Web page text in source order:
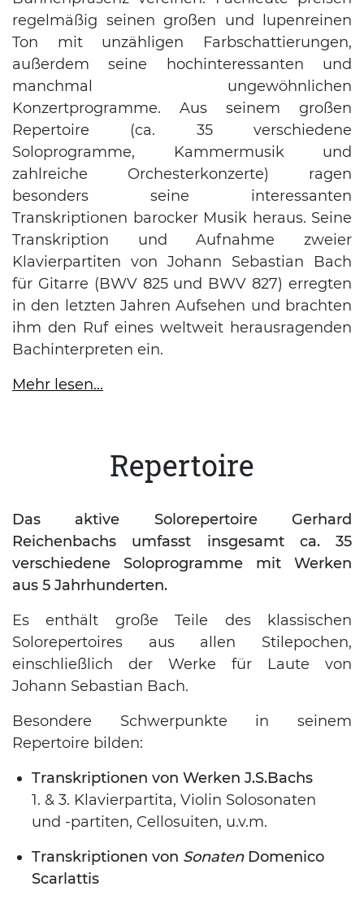
regelmäßig seinen großen und lupenreinen
Ton mit unzähligen Farbschattierungen,
außerdem seine hochinteressanten und
manchmal ungewöhnlichen
Konzertprogramme. Aus seinem großen
Repertoire (ca. 35 verschiedene
Soloprogramme, Kammermusik und
zahlreiche Orchesterkonzerte) ragen
besonders seine interessanten
Transkriptionen barocker Musik heraus. Seine
Transkription und Aufnahme zweier
Klavierpartiten von Johann Sebastian Bach
für Gitarre (BWV 825 und BWV 827) erregten
in den letzten Jahren Aufsehen und brachten
ihm den Ruf eines weltweit herausragenden
Bachinterpreten ein.
Mehr lesen...
Repertoire
Das aktive Solorepertoire Gerhard
Reichenbachs umfasst insgesamt ca. 35
verschiedene Soloprogramme mit Werken
aus 5 Jahrhunderten.
Es enthält große Teile des klassischen
Solorepertoires aus allen Stilepochen,
einschließlich der Werke für Laute von
Johann Sebastian Bach.
Besondere Schwerpunkte in seinem
Repertoire bilden:
Transkriptionen von Werken J.S.Bachs
1. & 3. Klavierpartita, Violin Solosonaten
und -partiten, Cellosuiten, u.v.m.
Transkriptionen von SonatenDomenico
Scarlattis